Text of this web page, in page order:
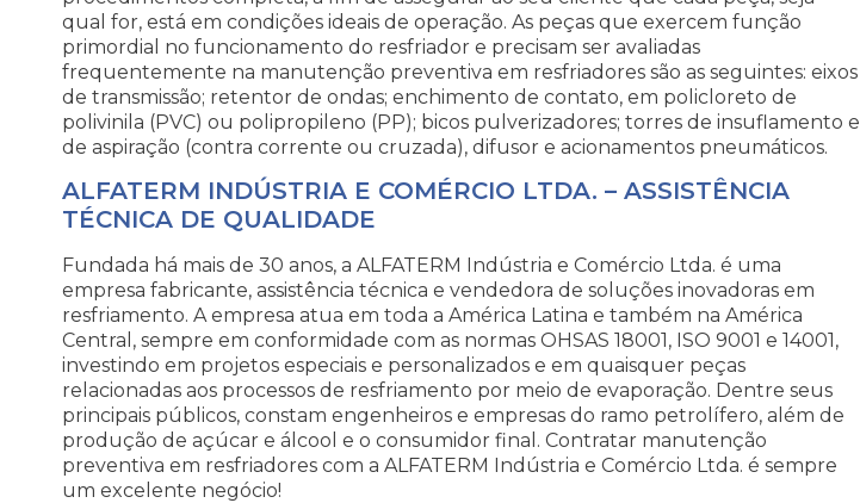
qual for, está em condições ideais de operação. As peças que exercem função
primordial no funcionamento do resfriador e precisam ser avaliadas
frequentemente na manutenção preventiva em resfriadores são as seguintes: eixos
de transmissão; retentor de ondas; enchimento de contato, em policloreto de
polivinila (PVC) ou polipropileno (PP); bicos pulverizadores; torres de insuflamento e
de aspiração (contra corrente ou cruzada), difusor e acionamentos pneumáticos.
ALFATERM INDÚSTRIA E COMÉRCIO LTDA. – ASSISTÊNCIA
TÉCNICA DE QUALIDADE
Fundada há mais de 30 anos, a ALFATERM Indústria e Comércio Ltda. é uma
empresa fabricante, assistência técnica e vendedora de soluções inovadoras em
resfriamento. A empresa atua em toda a América Latina e também na América
Central, sempre em conformidade com as normas OHSAS 18001, ISO 9001 e 14001,
investindo em projetos especiais e personalizados e em quaisquer peças
relacionadas aos processos de resfriamento por meio de evaporação. Dentre seus
principais públicos, constam engenheiros e empresas do ramo petrolífero, além de
produção de açúcar e álcool e o consumidor final. Contratar manutenção
preventiva em resfriadores com a ALFATERM Indústria e Comércio Ltda. é sempre
um excelente negócio!